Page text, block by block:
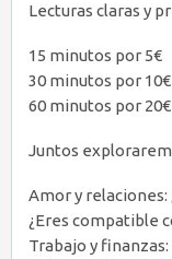
Lecturas claras y
15 minutos por 5€
30 minutos por 10€
60 minutos por 20€
Juntos
Amor y relaciones:
¿Eres compatible
Trabajo y